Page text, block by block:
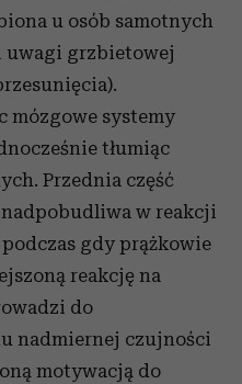
u osób samotnych
uwagi grzbietowej
mózgowe systemy
tłumiąc
Przednia część
w reakcji
podczas gdy prążkowie
reakcję na
do
nadmiernej czujności
motywacją do